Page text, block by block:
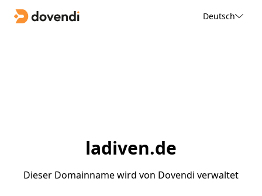
Deutsch
ladiven.de
Dieser Domainname wird von Dovendi verwaltet